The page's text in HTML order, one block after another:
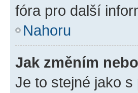
fóra pro další
Nahoru
Jak změním
Je to stejné jako